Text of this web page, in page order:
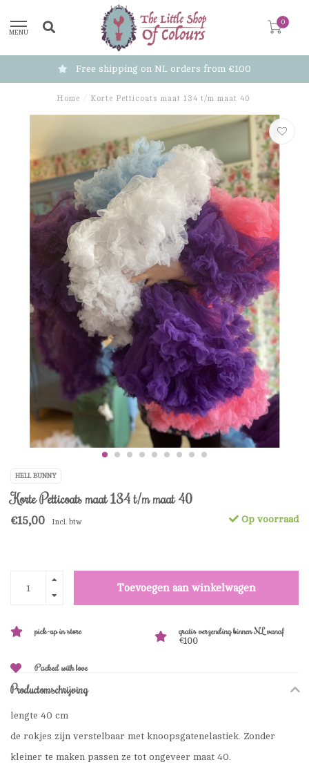
MENU
0
Free shipping on NL orders from €100
Home / Korte Petticoats maat 134 t/m maat 40
HELL BUNNY
Korte Petticoats maat 134 t/m maat 40
€15,00 Incl. btw Op voorraad
Toevoegen aan winkelwagen
pick-up in store
gratis verzending binnen NL vanaf
€100
Packed with love
Productomschrijving
lengte 40 cm
de rokjes zijn verstelbaar met knoopsgatenelastiek. Zonder
kleiner te maken passen ze tot ongeveer maat 40.